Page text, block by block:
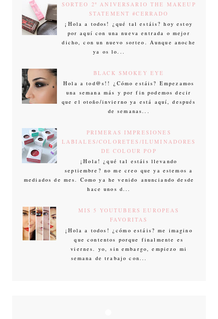
SORTEO 2º ANIVERSARIO THE MAKEUP
STATEMENT #CERRADO
¡Hola a todos! ¿qué tal estáis? hoy estoy
por aquí con una nueva entrada o mejor
dicho, con un nuevo sorteo. Aunque anoche
ya os lo...
BLACK SMOKEY EYE
Hola a tod@s!! ¿Cómo estáis? Empezamos
una semana más y por fin podemos decir
que el otoño/invierno ya está aquí, después
de semanas...
PRIMERAS IMPRESIONES
LABIALES/COLORETES/ILUMINADORES
DE COLOUR POP
¡Hola! ¿qué tal estáis llevando
septiembre? no me creo que ya estemos a
mediados de mes. Como ya he venido anunciando desde
hace unos d...
MIS 5 YOUTUBERS EUROPEAS
FAVORITAS
¡Hola a todos! ¿cómo estáis? me imagino
que contentos porque finalmente es
viernes. yo, sin embargo, empiezo mi
semana de trabajo con...